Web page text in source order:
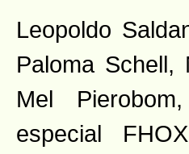
Leopoldo
Paloma
Mel
especial